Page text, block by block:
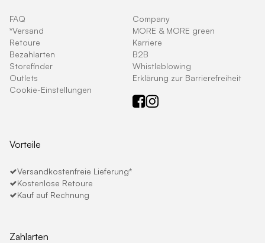
FAQ
*Versand
Retoure
Bezahlarten
Storefinder
Outlets
Cookie-Einstellungen
Company
MORE & MORE green
Karriere
B2B
Whistleblowing
Erklärung zur Barrierefreiheit
Vorteile
Versandkostenfreie Lieferung*
Kostenlose Retoure
Kauf auf Rechnung
Zahlarten